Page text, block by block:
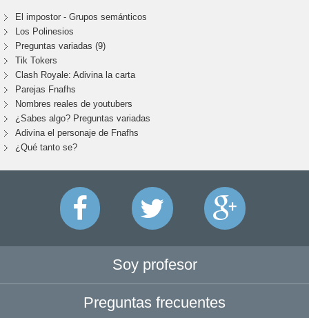
El impostor - Grupos semánticos
Los Polinesios
Preguntas variadas (9)
Tik Tokers
Clash Royale: Adivina la carta
Parejas Fnafhs
Nombres reales de youtubers
¿Sabes algo? Preguntas variadas
Adivina el personaje de Fnafhs
¿Qué tanto se?
Soy profesor
Preguntas frecuentes